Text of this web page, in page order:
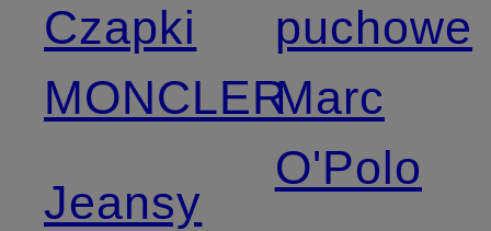
Czapki
MONCLER
Jeansy
puchowe
Marc
O'Polo